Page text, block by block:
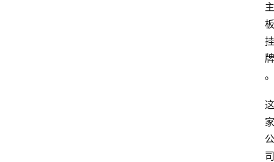
主
板
挂
牌
。
这
家
公
司